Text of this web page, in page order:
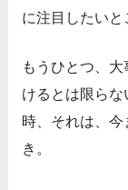
に注目したいと
もうひとつ、
けるとは限ら
時、それは、
き。